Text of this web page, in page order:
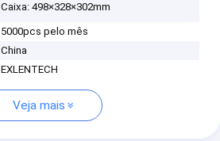
Caixa: 498×328×302mm
5000pcs pelo mês
China
EXLENTECH
Veja mais